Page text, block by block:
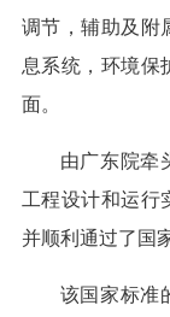
调节，辅助及附
息系统，环境保
面。
由广东院牵
工程设计和运行
并顺利通过了国
该国家标准